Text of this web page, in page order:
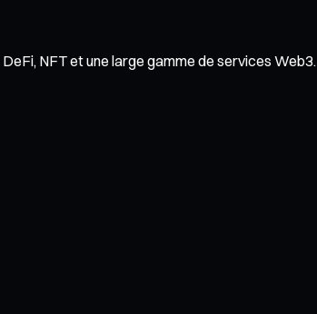
NFT et une large gamme de services Web3.